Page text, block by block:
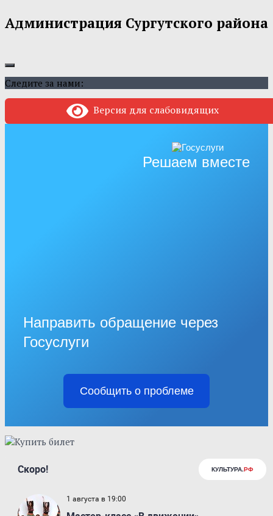
Администрация Сургутского района
Следите за нами:
Версия для слабовидящих
Решаем вместе
Направить обращение через
Госуслуги
Сообщить о проблеме